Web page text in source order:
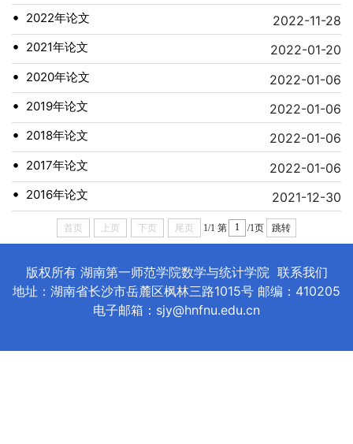
• 2022年论文 2022-11-28
• 2021年论文 2022-01-20
• 2020年论文 2022-01-06
• 2019年论文 2022-01-06
• 2018年论文 2022-01-06
• 2017年论文 2022-01-06
• 2016年论文 2021-12-30
首页 上页 下页 尾页 1/1 第 /1页 跳转
版权所有 湖南第一师范学院数学与统计学院 联系我们
地址：湖南省长沙市岳麓区枫林三路1015号 邮编：410205
电子邮箱：sjy@hnfnu.edu.cn